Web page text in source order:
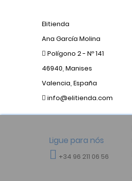
Elitienda
Ana García Molina
Polígono 2 - Nº 141
46940, Manises
Valencia, España
info@elitienda.com
Ligue para nós
+34 96 211 06 56